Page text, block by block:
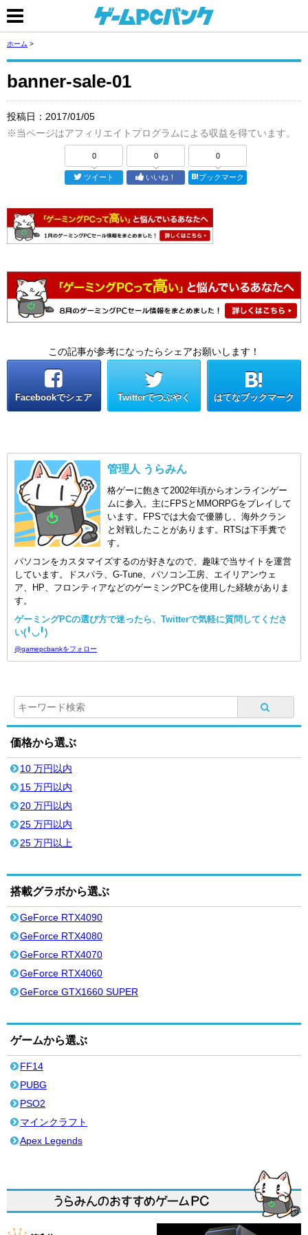
ホーム >
banner-sale-01
投稿日： 2017/01/05
※当ページはアフィリエイトプログラムによる収益を得ています。
0
ツイート
0
いいね！
0
ブックマーク
この記事が参考になったらシェアお願いします！
Facebookでシェア Twitterでつぶやく はてなブックマーク
管理人 うらみん
格ゲーに飽きて2002年頃からオンラインゲー
ムに参入。主にFPSとMMORPGをプレイして
います。FPSでは大会で優勝し、海外クラン
と対戦したことがあります。RTSは下手糞で
す。
パソコンをカスタマイズするのが好きなので、趣味で当サイトを運営
しています。ドスパラ、G-Tune、パソコン工房、エイリアンウェ
ア、HP、フロンティアなどのゲーミングPCを使用した経験がありま
す。
ゲーミングPCの選び方で迷ったら、Twitterで気軽に質問してくださ
い(╹◡╹)
@gamepcbankをフォロー
価格から選ぶ
10 万円以内
15 万円以内
20 万円以内
25 万円以内
25 万円以上
搭載グラボから選ぶ
GeForce RTX4090
GeForce RTX4080
GeForce RTX4070
GeForce RTX4060
GeForce GTX1660 SUPER
ゲームから選ぶ
FF14
PUBG
PSO2
マインクラフト
Apex Legends